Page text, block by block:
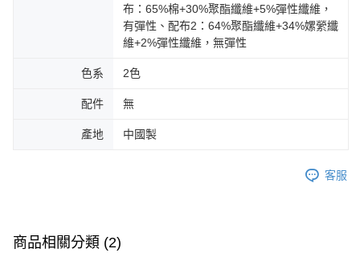
布：65%棉+30%聚酯纖維+5%彈性纖維，
有彈性、配布2：64%聚酯纖維+34%嫘縈纖
維+2%彈性纖維，無彈性
色系 2色
配件 無
產地 中國製
客服
商品相關分類 (2)